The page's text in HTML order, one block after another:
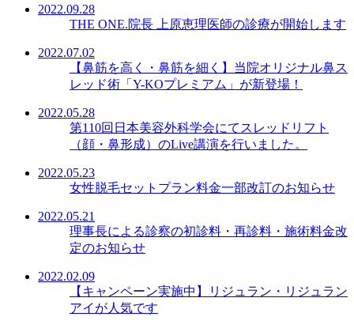
2022.09.28
THE ONE.院長 上原恵理医師の診療が開始します
2022.07.02
【鼻筋を高く・鼻筋を細く】当院オリジナル鼻ス
レッド術「Y-KOプレミアム」が新登場！
2022.05.28
第110回日本美容外科学会にてスレッドリフト
（顔・鼻形成）のLive講演を行いました。
2022.05.23
女性脱毛セットプラン料金一部改訂のお知らせ
2022.05.21
理事長による診察の初診料・再診料・施術料金改
定のお知らせ
2022.02.09
【キャンペーン実施中】リジュラン・リジュラン
アイが人気です